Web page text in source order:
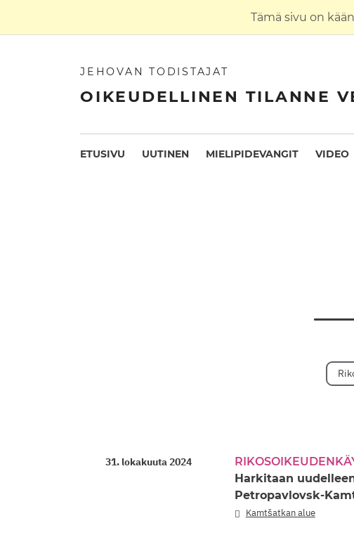
Tämä sivu on
JEHOVAN TODISTAJAT
OIKEUDELLINEN TILANNE
ETUSIVU UUTINEN MIELIPIDEVANGIT VIDEO
31. lokakuuta 2024
Harkitaan
Petropavlovsk-
Kamtšatkan alue